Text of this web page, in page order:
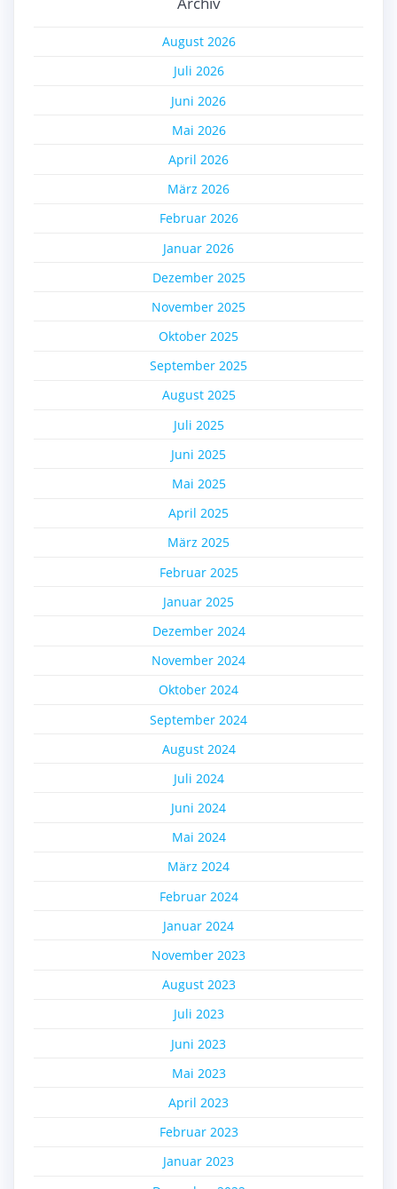
August 2026
Juli 2026
Juni 2026
Mai 2026
April 2026
März 2026
Februar 2026
Januar 2026
Dezember 2025
November 2025
Oktober 2025
September 2025
August 2025
Juli 2025
Juni 2025
Mai 2025
April 2025
März 2025
Februar 2025
Januar 2025
Dezember 2024
November 2024
Oktober 2024
September 2024
August 2024
Juli 2024
Juni 2024
Mai 2024
März 2024
Februar 2024
Januar 2024
November 2023
August 2023
Juli 2023
Juni 2023
Mai 2023
April 2023
Februar 2023
Januar 2023